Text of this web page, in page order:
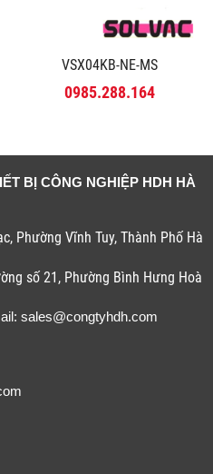
VSX04KB-NE-MS
0985.288.164
BỊ CÔNG NGHIỆP HDH HÀ
Phường Vĩnh Tuy, Thành Phố Hà
số 21, Phường Bình Hưng Hoà
sales@congtyhdh.com